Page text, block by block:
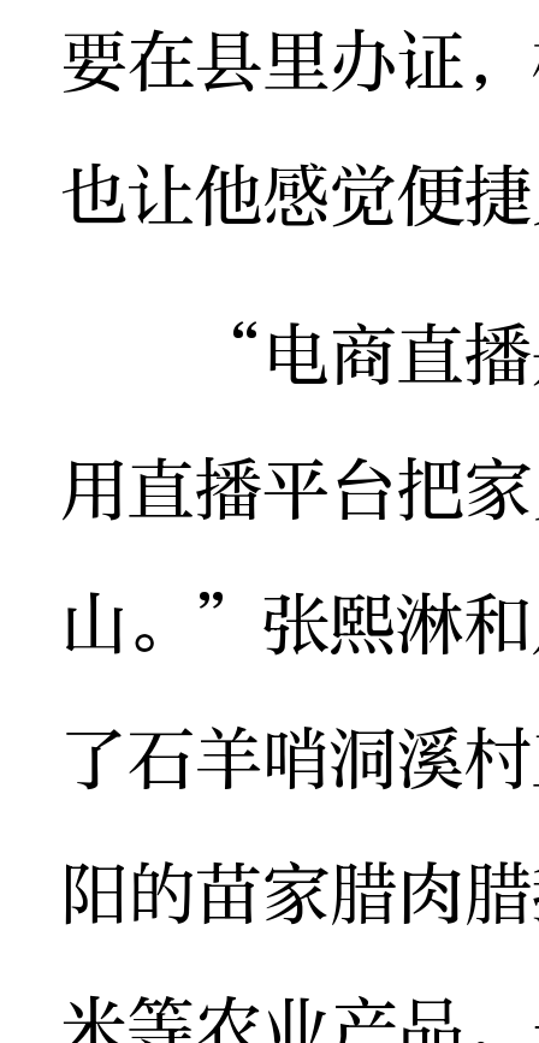
要在县里办证
也让他感觉便
“电商直播
用直播平台把
山。”张熙淋
了石羊哨洞溪
阳的苗家腊肉